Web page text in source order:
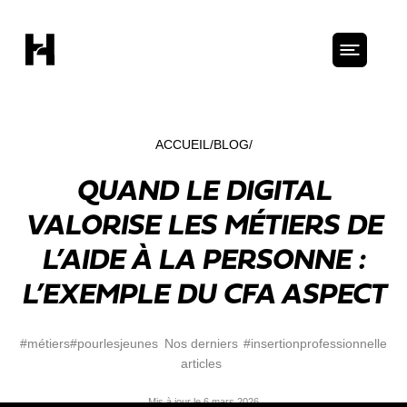
ACCUEIL BLOG
QUAND LE DIGITAL
VALORISE LES MÉTIERS DE
L’AIDE À LA PERSONNE :
L’EXEMPLE DU CFA ASPECT
#métiers#pourlesjeunes Nos derniers
articles
#insertionprofessionnelle
Mis à jour le 6 mars 2026